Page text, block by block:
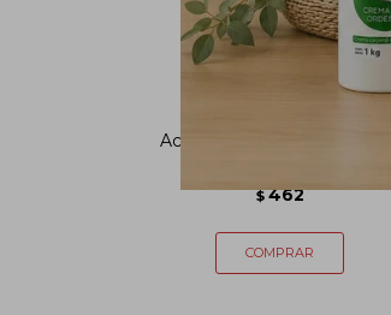
Acondicionador sin sal Cacao
$ 462